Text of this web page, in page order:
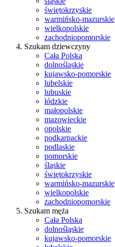
świętokrzyskie
warmińsko-mazurskie
wielkopolskie
zachodniopomorskie
Szukam dziewczyny
Cała Polska
dolnośląskie
kujawsko-pomorskie
lubelskie
lubuskie
łódzkie
małopolskie
mazowieckie
opolskie
podkarpackie
podlaskie
pomorskie
śląskie
świętokrzyskie
warmińsko-mazurskie
wielkopolskie
zachodniopomorskie
Szukam męża
Cała Polska
dolnośląskie
kujawsko-pomorskie